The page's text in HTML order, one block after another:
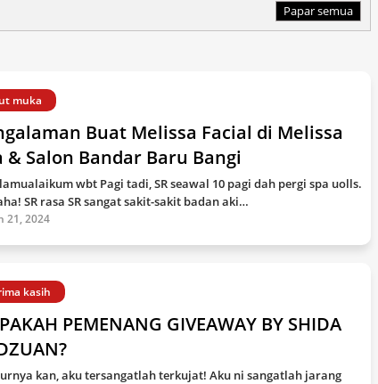
Papar semua
muka
Buat Melissa Facial di Melissa
& Salon Bandar Baru Bangi
wbt Pagi tadi, SR seawal 10 pagi dah pergi spa uolls.
SR rasa SR sangat sakit-sakit badan aki…
21, 2024
kasih
PEMENANG GIVEAWAY BY SHIDA
kan, aku tersangatlah terkujat! Aku ni sangatlah jarang